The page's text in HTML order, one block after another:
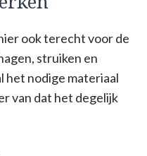
ook terecht voor de
struiken en
het nodige materiaal
van dat het degelijk